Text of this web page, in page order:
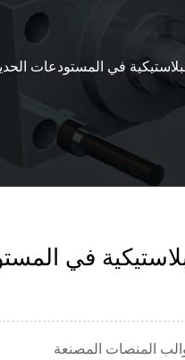
في المستودعات
في
المنصات المصنعة